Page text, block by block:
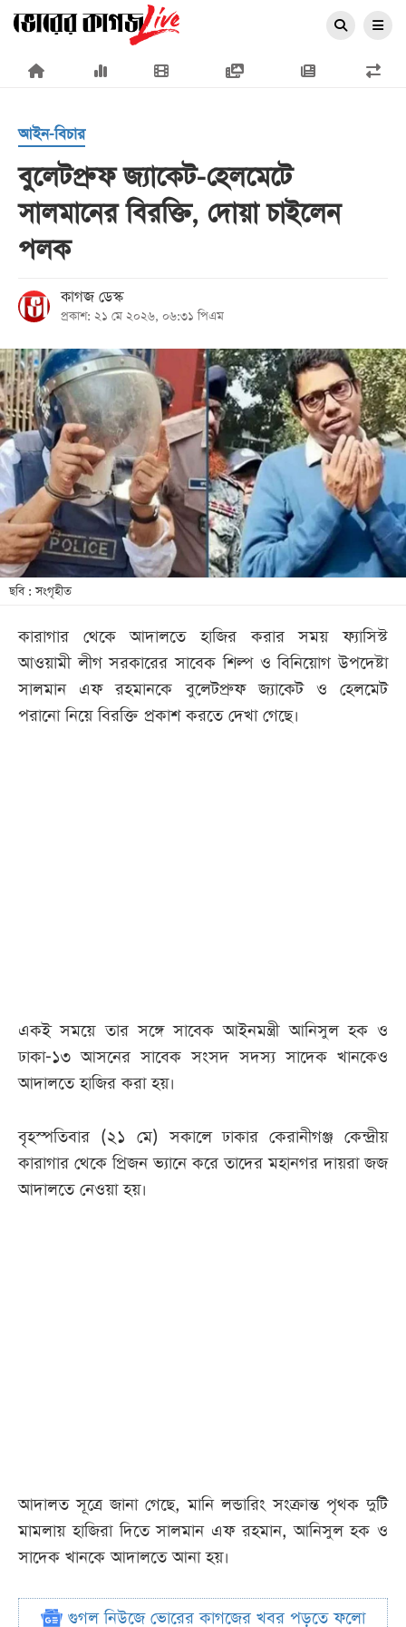
×
প্রচ্ছদ
জাতীয়
রাজনীতি
অর্থনীতি
আন্তর্জাতিক
সারাদেশ
খেলা
বিনোদন
লাইফ
স্টাইল
শিক্ষা
তথ্যপ্রযুক্তি
বিভাগ
ছবি
আইন-বিচার
বুলেটপ্রুফ জ্যাকেট-হেলমেটে
সালমানের বিরক্তি, দোয়া চাইলেন
পলক
কাগজ ডেস্ক
প্রকাশ: ২১ মে ২০২৬, ০৬:৩১ পিএম
ছবি : সংগৃহীত
কারাগার থেকে আদালতে হাজির করার সময় ফ্যাসিস্ট
আওয়ামী লীগ সরকারের সাবেক শিল্প ও বিনিয়োগ উপদেষ্টা
সালমান এফ রহমানকে বুলেটপ্রুফ জ্যাকেট ও হেলমেট
পরানো নিয়ে বিরক্তি প্রকাশ করতে দেখা গেছে।
একই সময়ে তার সঙ্গে সাবেক আইনমন্ত্রী আনিসুল হক ও
ঢাকা-১৩ আসনের সাবেক সংসদ সদস্য সাদেক খানকেও
আদালতে হাজির করা হয়।
বৃহস্পতিবার (২১ মে) সকালে ঢাকার কেরানীগঞ্জ কেন্দ্রীয়
কারাগার থেকে প্রিজন ভ্যানে করে তাদের মহানগর দায়রা জজ
আদালতে নেওয়া হয়।
আদালত সূত্রে জানা গেছে, মানি লন্ডারিং সংক্রান্ত পৃথক দুটি
মামলায় হাজিরা দিতে সালমান এফ রহমান, আনিসুল হক ও
সাদেক খানকে আদালতে আনা হয়।
গুগল নিউজে ভোরের কাগজের খবর পড়তে ফলো